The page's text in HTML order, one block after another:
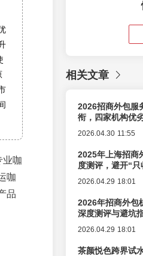
业咖
咖
品
相关文章
2026招商外包服
衔，四家机构优
2026.04.30 11:55
2025年上海招商
度测评，避开“
2026.04.29 18:01
2026年招商外包
深度测评与避坑
2026.04.29 18:01
茶颜悦色跨界试